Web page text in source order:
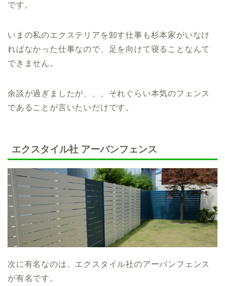
です。
いまの私のエクステリアを卸す仕事も杉本家がいなけ
ればなかった仕事なので、足を向けて寝ることなんて
できません。
余談が過ぎましたが、、、それぐらい本気のフェンス
であることが言いたいだけです。
エクスタイル社 アーバンフェンス
次に有名なのは、エクスタイル社のアーバンフェンス
が有名です。